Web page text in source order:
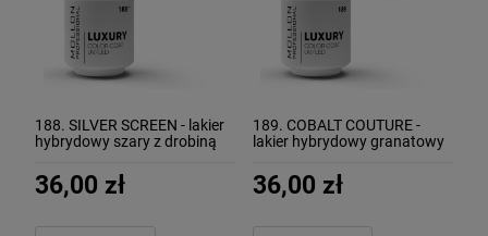
188. SILVER SCREEN - lakier
hybrydowy szary z drobiną
36,00 zł
189. COBALT COUTURE -
lakier hybrydowy granatowy
36,00 zł